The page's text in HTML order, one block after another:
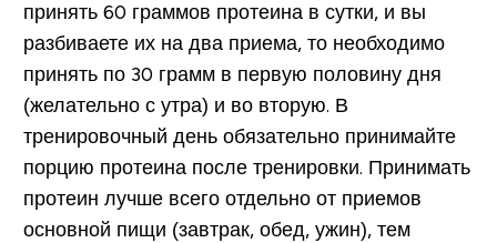
принять 60 граммов протеина в сутки, и вы
разбиваете их на два приема, то необходимо
принять по 30 грамм в первую половину дня
(желательно с утра) и во вторую. В
тренировочный день обязательно принимайте
порцию протеина после тренировки. Принимать
протеин лучше всего отдельно от приемов
основной пищи (завтрак, обед, ужин), тем